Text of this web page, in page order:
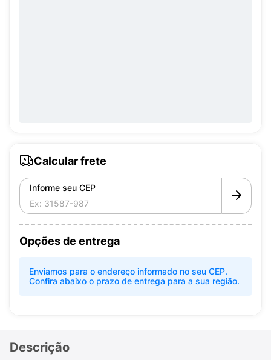
Calcular frete
Informe seu CEP
Opções de entrega
Enviamos para o endereço informado no seu CEP.
Confira abaixo o prazo de entrega para a sua região.
Descrição